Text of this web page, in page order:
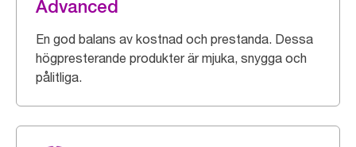
Advanced
En god balans av kostnad och prestanda. Dessa
högpresterande produkter är mjuka, snygga och
pålitliga.